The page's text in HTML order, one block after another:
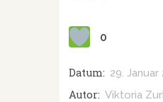
0
Datum: 29. Januar
Autor: Viktoria